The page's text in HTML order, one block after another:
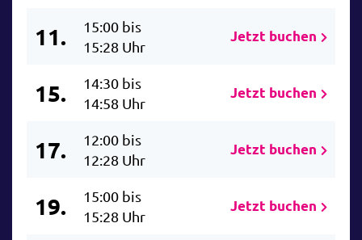
11.
15:00 bis
15:28 Uhr
Jetzt buchen
15.
14:30 bis
14:58 Uhr
Jetzt buchen
17.
12:00 bis
12:28 Uhr
Jetzt buchen
19.
15:00 bis
15:28 Uhr
Jetzt buchen